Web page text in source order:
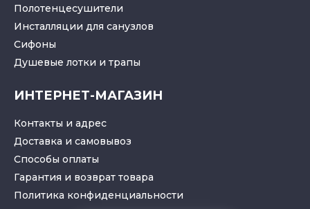
Полотенцесушители
Инсталляции для санузлов
Cифоны
Душевые лотки и трапы
ИНТЕРНЕТ-МАГАЗИН
Контакты и адрес
Доставка и самовывоз
Способы оплаты
Гарантия и возврат товара
Политика конфиденциальности